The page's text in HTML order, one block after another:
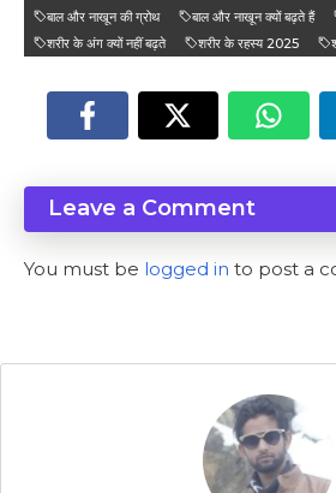
बाल और नाखून की ग्रोथ
बाल और नाखून क्यों बढ़ते हैं
शरीर के अंग क्यों नहीं बढ़ते
शरीर के रहस्य 2025
Leave a Comment
You must be logged in to post a